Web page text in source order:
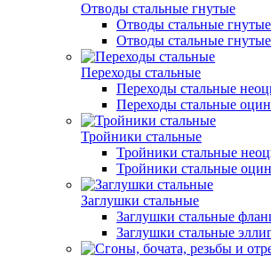
Отводы стальные гнутые
Отводы стальные
Отводы стальные
Переходы стальные
Переходы стальные
Переходы стальные
Тройники стальные
Тройники стальные
Тройники стальные
Заглушки стальные
Заглушки стальные
Заглушки стальные